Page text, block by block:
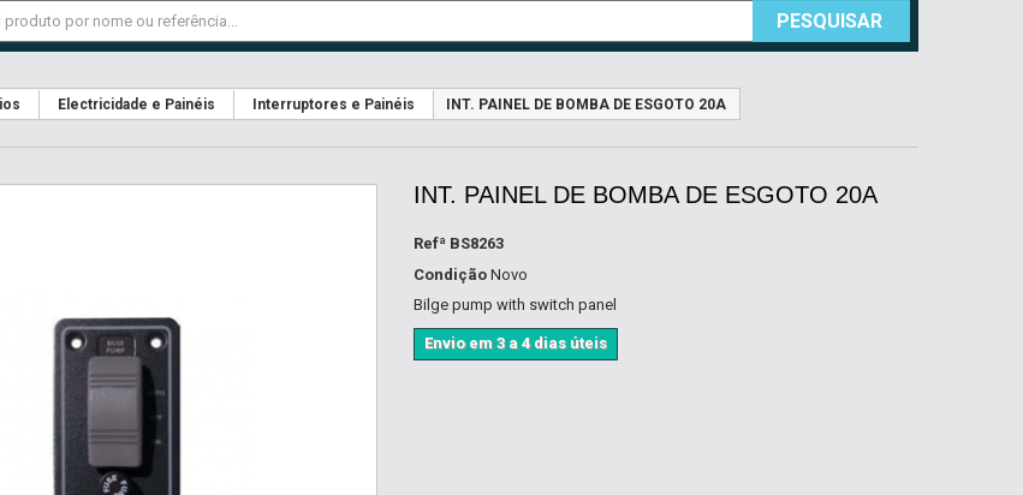
PESQUISAR
Electricidade e Painéis Interruptores e Painéis INT. PAINEL DE BOMBA DE ESGOTO 20A
INT. PAINEL DE BOMBA DE ESGOTO 20A
Refª BS8263
Condição Novo
Bilge pump with switch panel
Envio em 3 a 4 dias úteis